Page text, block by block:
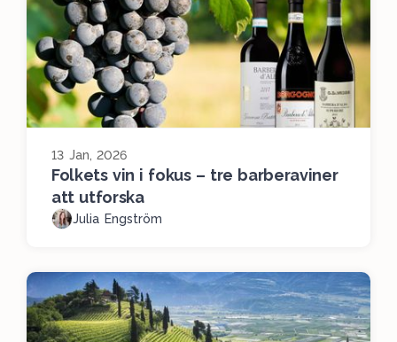
13 Jan, 2026
Folkets vin i fokus – tre barberaviner
att utforska
Julia Engström